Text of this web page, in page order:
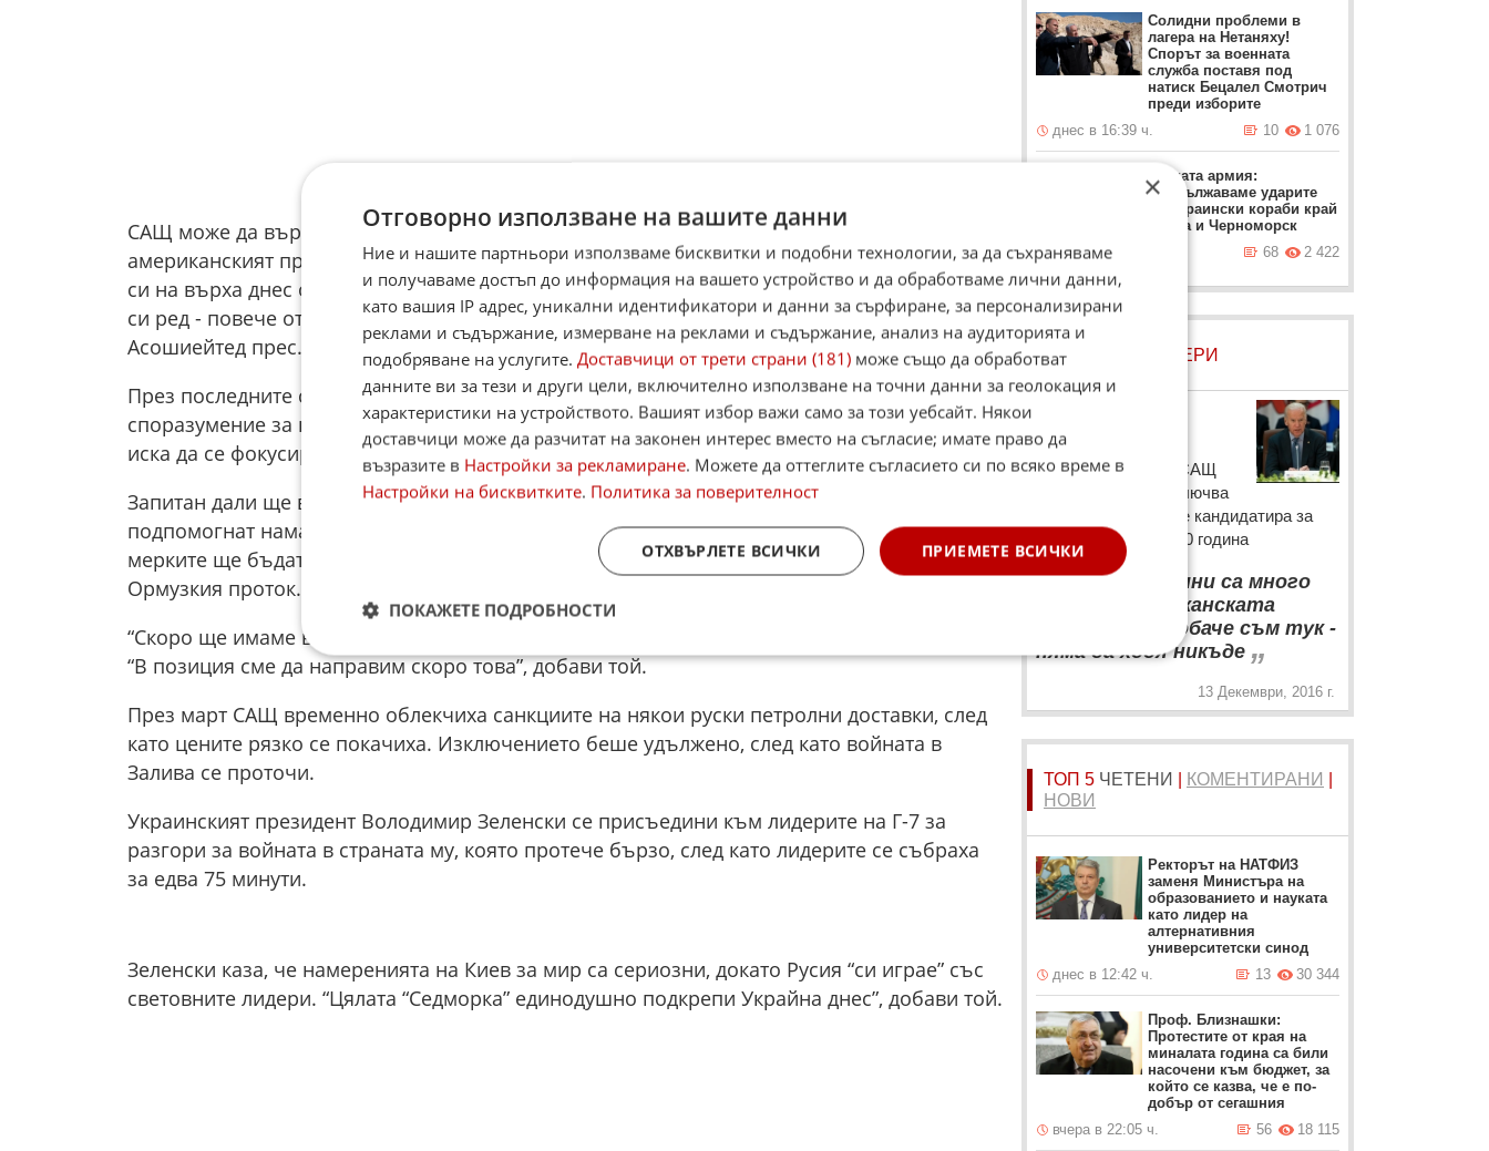
САЩ може да върнат скоро санкциите върху доставките на руски петрол, след като
американският президент Доналд Тръмп и лидерите на съюзниците му от Г-7 на срещата
си на върха днес отново върнаха темата за войната в Украйна на първо място в дневния
си ред - повече от четири години след пълномащабната руска инвазия, предаде по-рано
Асошиейтед прес.
През последните седмици конфликтът с Иран засенчи Украйна, но след обявяването на
споразумение за края на три и половина месечната война в Залива, Тръмп сега каза, че
иска да се фокусира върху Украйна.
Запитан дали ще върне санкциите срещу Русия, които бяха облекчени, за да
подпомогнат намаляването на цените на горивата, американският президент заяви, че
мерките ще бъдат върнати, след като повече петрол започне да преминава през
Ормузкия проток.
“Скоро ще имаме възможност да направим това, тъй като петролът потече”, каза Тръмп.
“В позиция сме да направим скоро това”, добави той.
През март САЩ временно облекчиха санкциите на някои руски петролни доставки, след
като цените рязко се покачиха. Изключението беше удължено, след като войната в
Залива се проточи.
Украинският президент Володимир Зеленски се присъедини към лидерите на Г-7 за
разгори за войната в страната му, която протече бързо, след като лидерите се събраха
за едва 75 минути.
Зеленски каза, че намеренията на Киев за мир са сериозни, докато Русия “си играе” със
световните лидери. “Цялата “Седморка” единодушно подкрепи Украйна днес”, добави той.
Солидни проблеми в
лагера на Нетаняху!
Спорът за военната
служба поставя под
натиск Бецалел Смотрич
преди изборите
днес в 16:39 ч.
1 076
10
Руската армия:
Продължаваме ударите
по украински кораби край
Одеса и Черноморск
днес в 16:09 ч.
2 422
68
ЛОВЦИ НА БИСЕРИ
Настоящият
вицепрезидент на САЩ
Джо Байдън не изключва
възможността да се кандидатира за
президент през 2020 година
“ Четири години са много
време в американската
политика. Аз обаче съм тук -
няма да ходя никъде „
13 Декември, 2016 г.
ТОП 5 ЧЕТЕНИ КОМЕНТИРАНИ
НОВИ
Ректорът на НАТФИЗ
заменя Министъра на
образованието и науката
като лидер на
алтернативния
университетски синод
днес в 12:42 ч.
30 344
13
Проф. Близнашки:
Протестите от края на
миналата година са били
насочени към бюджет, за
който се казва, че е по-
добър от сегашния
вчера в 22:05 ч.
18 115
56
×
Отговорно използване на вашите данни
Ние и нашите партньори използваме бисквитки и подобни технологии, за да съхраняваме
и получаваме достъп до информация на вашето устройство и да обработваме лични данни,
като вашия IP адрес, уникални идентификатори и данни за сърфиране, за персонализирани
реклами и съдържание, измерване на реклами и съдържание, анализ на аудиторията и
подобряване на услугите. Доставчици от трети страни (181) може също да обработват
данните ви за тези и други цели, включително използване на точни данни за геолокация и
характеристики на устройството. Вашият избор важи само за този уебсайт. Някои
доставчици може да разчитат на законен интерес вместо на съгласие; имате право да
възразите в Настройки за рекламиране. Можете да оттеглите съгласието си по всяко време в
Настройки на бисквитките. Политика за поверителност
ПРИЕМЕТЕ ВСИЧКИ
ОТХВЪРЛЕТЕ ВСИЧКИ
ПОКАЖЕТЕ ПОДРОБНОСТИ